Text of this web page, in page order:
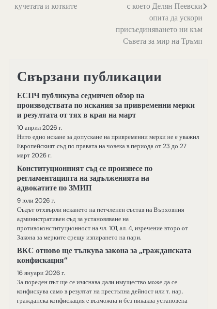
кучетата и котките
с което Делян Пеевски
опита да ускори
присъединяването ни към
Съвета за мир на Тръмп
Свързани публикации
ЕСПЧ публикува седмичен обзор на
производствата по искания за привременни мерки
и резултата от тях в края на март
10 април 2026 г.
Нито едно искане за допускане на привременни мерки не е уважил
Европейският съд по правата на човека в периода от 23 до 27
март 2026 г.
Конституционният съд се произнесе по
регламентацията на задълженията на
адвокатите по ЗМИП
9 юли 2026 г.
Съдът отхвърли искането на петчленен състав на Върховния
административен съд за установяване на
противоконституционност на чл. 101, ал. 4, изречение второ от
Закона за мерките срещу изпирането на пари.
ВКС отново ще тълкува закона за „гражданската
конфискация“
16 януари 2026 г.
За пореден път ще се изяснава дали имущество може да се
конфискува само в резултат на престъпна дейност или т. нар.
гражданска конфискация е възможна и без никаква установена